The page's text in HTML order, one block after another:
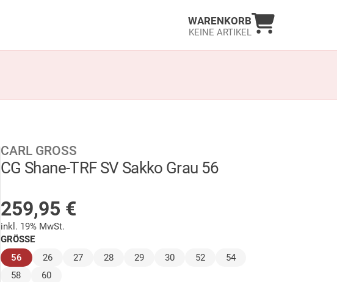
WARENKORB
KEINE ARTIKEL
Warenkorb
CARL GROSS
CG Shane-TRF SV Sakko Grau 56
259,95 €
inkl. 19% MwSt.
GRÖSSE
56 (ausgewählt)
26 27 28 29 30 52
54
58
60